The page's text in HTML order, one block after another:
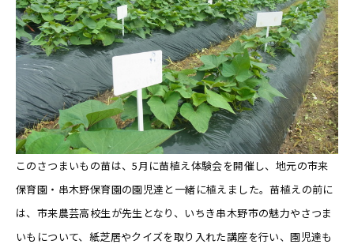
このさつまいもの苗は、5月に苗植え体験会を開催し、地元の市来
保育園・串木野保育園の園児達と一緒に植えました。苗植えの前に
は、市来農芸高校生が先生となり、いちき串木野市の魅力やさつま
いもについて、紙芝居やクイズを取り入れた講座を行い、園児達も